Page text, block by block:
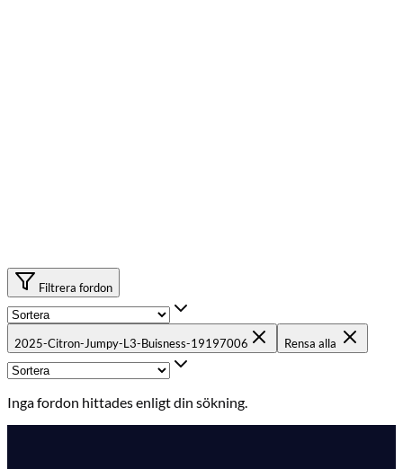
Filtrera fordon
2025-Citron-Jumpy-L3-Buisness-19197006 Rensa alla
Inga fordon hittades enligt din sökning.